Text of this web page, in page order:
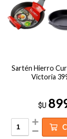
Sartén Hierro
Victoria
$U